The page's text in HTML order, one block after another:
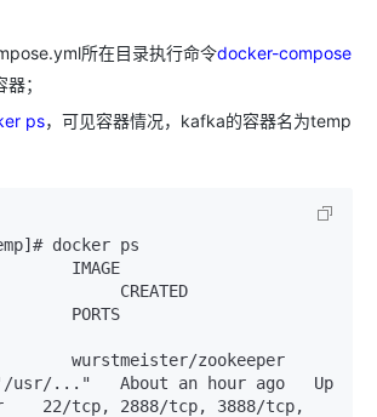
所在目录执行命令docker-compose
；
ps，可见容器情况，kafka的容器名为temp
docker ps
IMAGE
CREATED
PORTS
wurstmeister/zookeeper
..."   About an hour ago   Up
22/tcp, 2888/tcp, 3888/tcp,